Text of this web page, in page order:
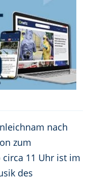
nach
zum
11 Uhr ist im
des